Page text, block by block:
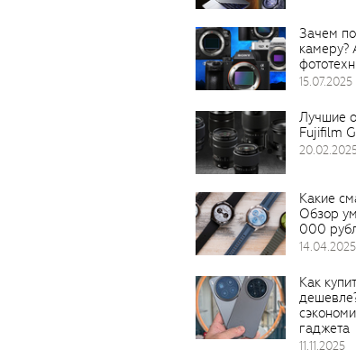
Зачем
камеру?
15.07.2025
Лучшие
Fujifilm
Какие
Обзор
000
14.04.2025
Как
гаджета
11.11.2025